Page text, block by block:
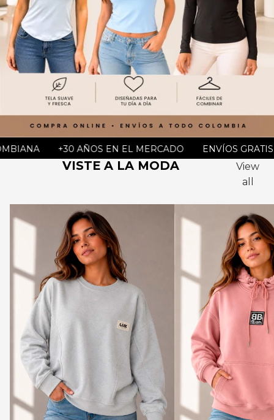
COLOMBIANA +30 AÑOS EN EL MERCADO ENVÍOS
VISTE A LA MODA
View
all
BUSO MUJER OVERSIZE ESTAMPADO LUKBUSO MUJER CON